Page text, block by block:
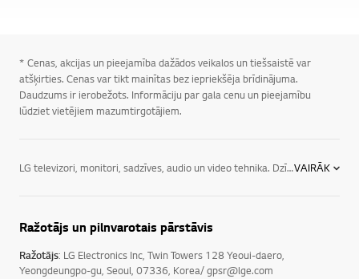
* Cenas, akcijas un pieejamība dažādos veikalos un tiešsaistē var
atšķirties. Cenas var tikt mainītas bez iepriekšēja brīdinājuma.
Daudzums ir ierobežots. Informāciju par gala cenu un pieejamību
lūdziet vietējiem mazumtirgotājiem.
LG televizori, monitori, sadzīves, audio un video tehnika. Dzīvē svarīgas nav tikai jaunākās tehnoloģijas, svarīgas ir iespējas, ko tehnoloģijas rada. LG Latvija piedāvā gan televizorus, audio un video ierīces, gan dažādu veidu sadzīves tehniku, IT tehniku. LG sadzīves elektrotehnika uzlabos jūsu ikdienu un ļaus izbaudīt satriecošus mirkļus. LG elektronika piedāvā sadzīves elektrotehniku, kas ir intuitīvi vadāma, reaģētspējīga un energoefektīva, ļaujot ekonomiski tērēt līdzekļus, strādāt produktīvāk un samazināt ietekmi uz apkārtējo vidi. Mūsu mērķis ir piedāvāt elektroierīces, kas ir vislabāk piemērotas mūsu klientu dzīvesveidam, kā arī piedāvāt mūsu klientiem arvien jaunus, modernus tehnoloģiskos risinājumus.VAIRĀK
Ražotājs un pilnvarotais pārstāvis
Ražotājs: LG Electronics Inc, Twin Towers 128 Yeoui-daero,
Yeongdeungpo-gu, Seoul, 07336, Korea/ gpsr@lge.com